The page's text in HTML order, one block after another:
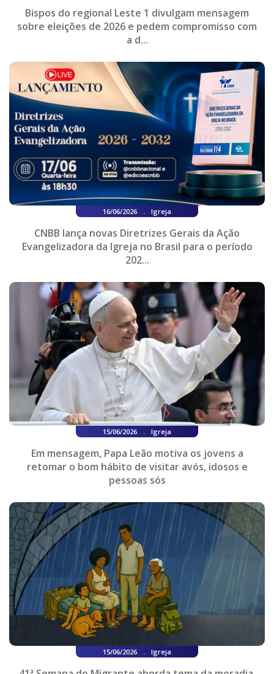
Bispos do regional Leste 1 divulgam mensagem
sobre eleições de 2026 e pedem compromisso com
a d...
16/06/2026 . Igreja
CNBB lança novas Diretrizes Gerais da Ação
Evangelizadora da Igreja no Brasil para o período
202...
15/06/2026 . Igreja
Em mensagem, Papa Leão motiva os jovens a
retomar o bom hábito de visitar avós, idosos e
pessoas sós
15/06/2026 . Igreja